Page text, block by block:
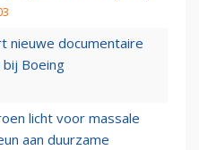
nieuwe documentaire
Boeing
licht voor massale
aan duurzame